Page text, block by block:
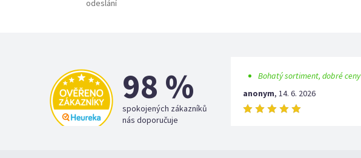
odeslání
98 %
spokojených zákazníků
nás doporučuje
Bohatý sortiment, dobré ceny
anonym, 14. 6. 2026